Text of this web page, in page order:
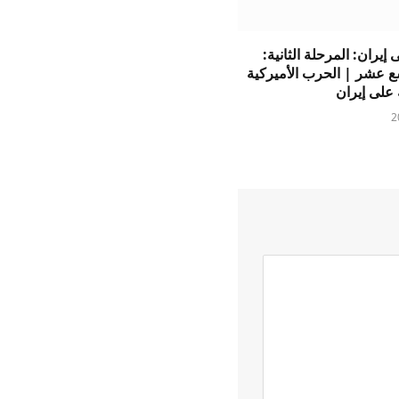
المرحلة الثانية:
عشر | الحرب الأميركية
على إيران